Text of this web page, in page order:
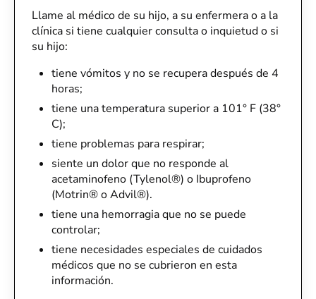
Llame al médico de su hijo, a su enfermera o a la
clínica si tiene cualquier consulta o inquietud o si
su hijo:
tiene vómitos y no se recupera después de 4
horas;
tiene una temperatura superior a 101° F (38°
C);
tiene problemas para respirar;
siente un dolor que no responde al
acetaminofeno (Tylenol®) o Ibuprofeno
(Motrin® o Advil®).
tiene una hemorragia que no se puede
controlar;
tiene necesidades especiales de cuidados
médicos que no se cubrieron en esta
información.